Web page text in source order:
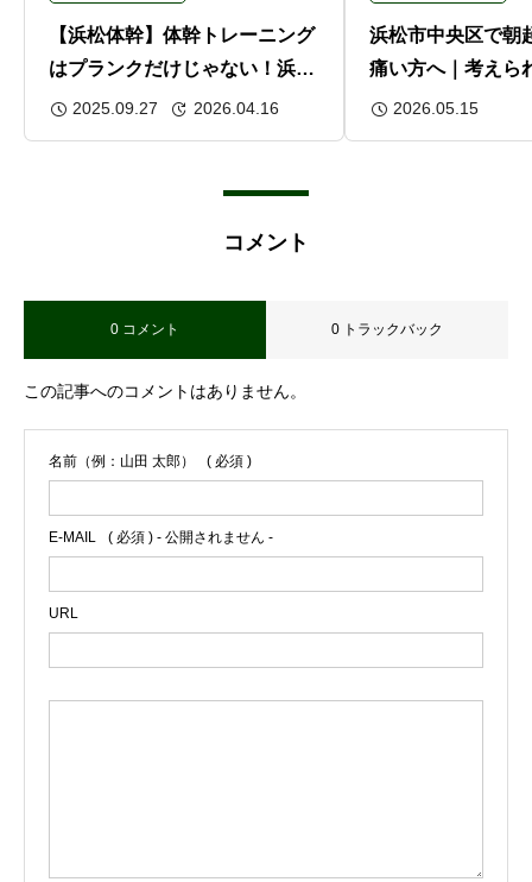
【浜松体幹】体幹トレーニング
はプランクだけじゃない！浜松
で専門家が指導する本物の体幹
2025.09.27 2026.04.16
浜松市中央区で朝
痛い方へ｜考えら
策 2026.05.15
コメント
0 コメント 0 トラックバック
この記事へのコメントはありません。
名前（例：山田 太郎） ( 必須 )
E-MAIL ( 必須 ) - 公開されません -
URL